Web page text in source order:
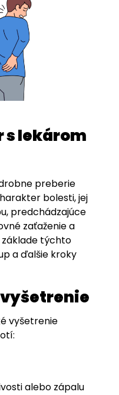
s lekárom
preberie
bolesti, jej
predchádzajúce
zaťaženie a
týchto
a ďalšie kroky
vyšetrenie
vyšetrenie
alebo zápalu